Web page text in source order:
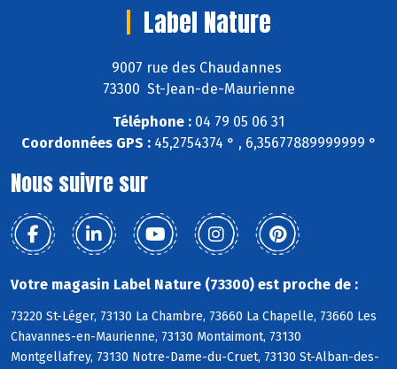
Label Nature
9007 rue des Chaudannes
73300 St-Jean-de-Maurienne
Téléphone : 04 79 05 06 31
Coordonnées GPS :45,2754374 ° , 6,35677889999999 °
Nous suivre sur
Votre magasin Label Nature (73300) est proche de :
73220 St-Léger, 73130 La Chambre, 73660 La Chapelle, 73660 Les
Chavannes-en-Maurienne, 73130 Montaimont, 73130
Montgellafrey, 73130 Notre-Dame-du-Cruet, 73130 St-Alban-des-